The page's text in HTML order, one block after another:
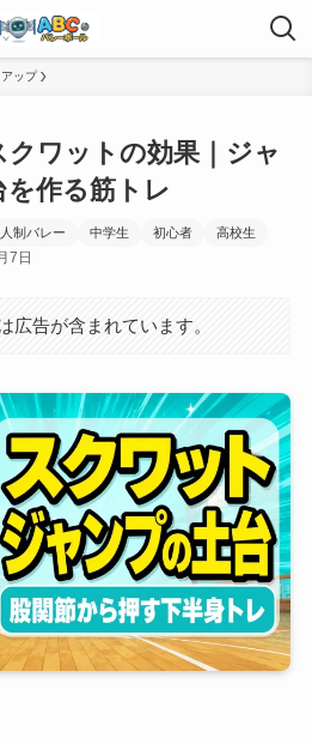
ップ
ワットの効果｜ジャ
を作る筋トレ
制バレー 中学生 初心者 高校生
7日
広告が含まれています。